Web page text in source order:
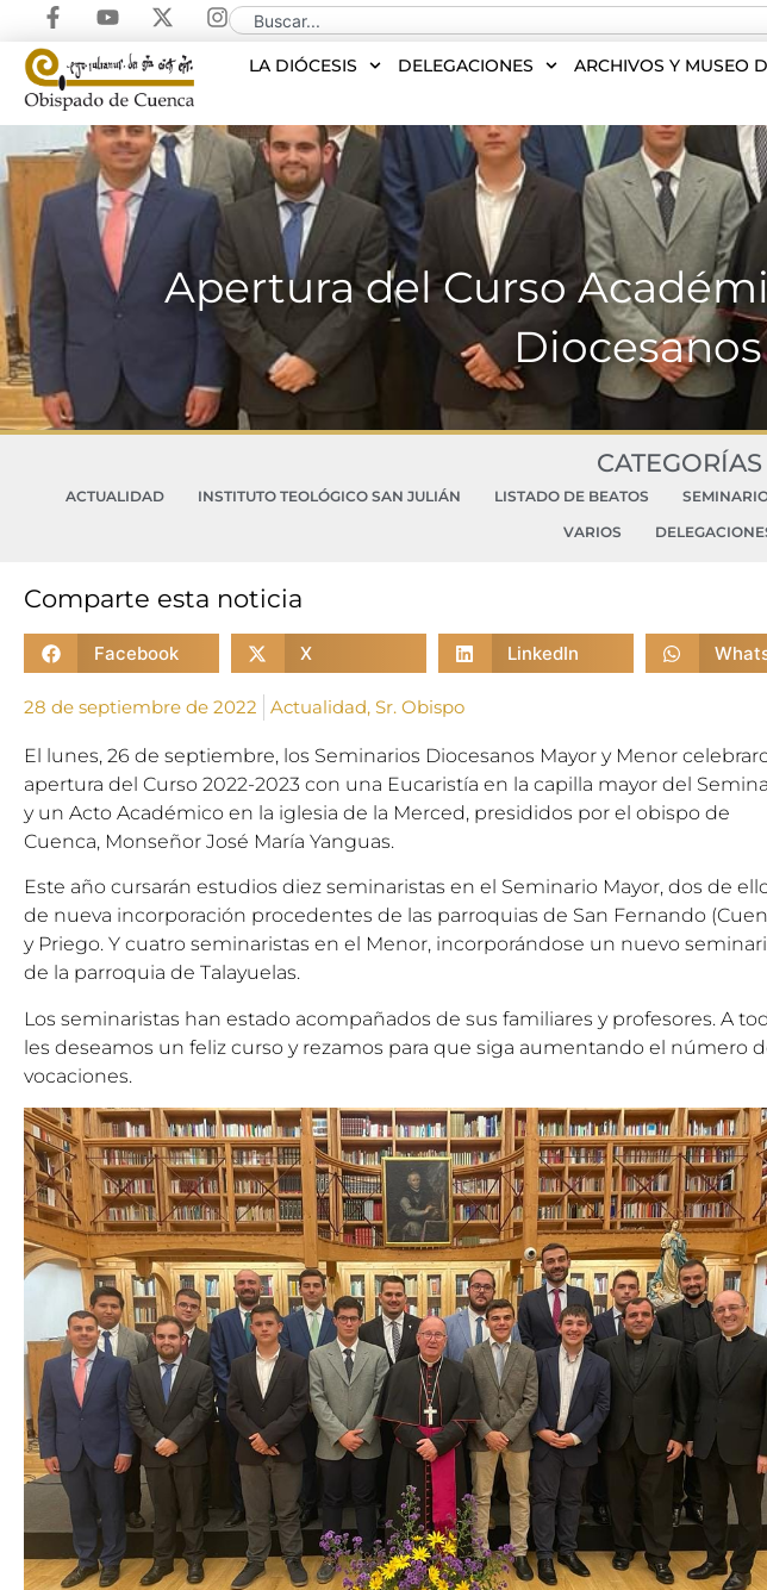
LA DIÓCESIS DELEGACIONES ARCHIVOS Y MUSEO
Apertura del Curso
CATEGORÍAS
ACTUALIDAD INSTITUTO TEOLÓGICO SAN JULIÁN LISTADO DE BEATOS
VARIOS
Comparte esta noticia
Facebook X LinkedIn
28 de septiembre de 2022 Actualidad, Sr. Obispo
El lunes, 26 de septiembre, los Seminarios Diocesanos Mayor y Menor
apertura del Curso 2022-2023 con una Eucaristía en la capilla mayor del
y un Acto Académico en la iglesia de la Merced, presididos por el obispo de
Cuenca, Monseñor José María Yanguas.
Este año cursarán estudios diez seminaristas en el Seminario Mayor, dos de
de nueva incorporación procedentes de las parroquias de San Fernando
y Priego. Y cuatro seminaristas en el Menor, incorporándose un nuevo
de la parroquia de Talayuelas.
Los seminaristas han estado acompañados de sus familiares y profesores. A
les deseamos un feliz curso y rezamos para que siga aumentando el número
vocaciones.